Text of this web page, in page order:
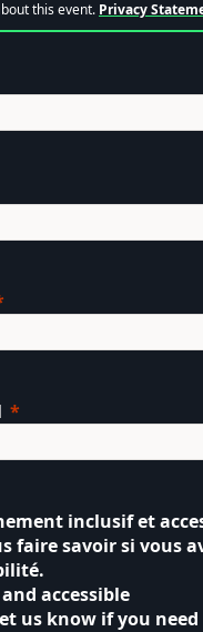
this event. Privacy
inclusif et
faire savoir si vous
accessible
us know if you need